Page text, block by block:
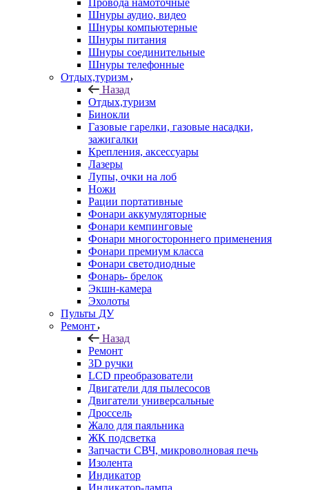
Провода намоточные
Шнуры аудио, видео
Шнуры компьютерные
Шнуры питания
Шнуры соединительные
Шнуры телефонные
Отдых,туризм
Назад
Отдых,туризм
Бинокли
Газовые гарелки, газовые насадки,
зажигалки
Крепления, аксессуары
Лазеры
Лупы, очки на лоб
Ножи
Рации портативные
Фонари аккумуляторные
Фонари кемпинговые
Фонари многостороннего применения
Фонари премиум класса
Фонари светодиодные
Фонарь- брелок
Экшн-камера
Эхолоты
Пульты ДУ
Ремонт
Назад
Ремонт
3D ручки
LCD преобразователи
Двигатели для пылесосов
Двигатели универсальные
Дроссель
Жало для паяльника
ЖК подсветка
Запчасти СВЧ, микроволновая печь
Изолента
Индикатор
Индикатор-лампа